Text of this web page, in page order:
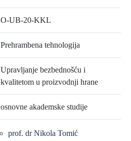
O-UB-20-KKL
Prehrambena tehnologija
Upravljanje bezbednošću i
kvalitetom u proizvodnji hrane
osnovne akademske studije
prof. dr Nikola Tomić